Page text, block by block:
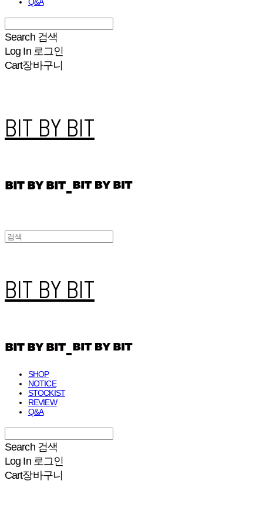
Search 검색
Log In 로그인
Cart장바구니
BIT BY BIT
BIT BY BIT
SHOP
NOTICE
STOCKIST
REVIEW
Q&A
Search 검색
Log In 로그인
Cart장바구니